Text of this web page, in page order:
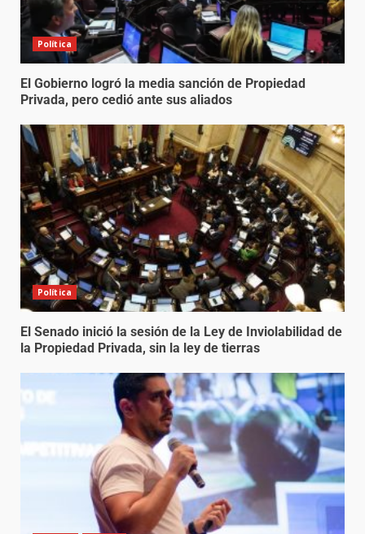
Política
El Gobierno logró la media sanción de Propiedad
Privada, pero cedió ante sus aliados
Política
El Senado inició la sesión de la Ley de Inviolabilidad de
la Propiedad Privada, sin la ley de tierras